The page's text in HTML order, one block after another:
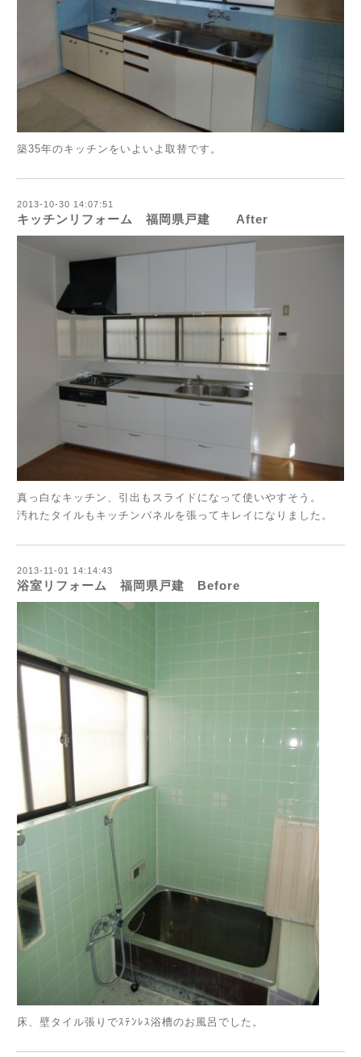
築35年のキッチンをいよいよ取替です。
2013-10-30 14:07:51
キッチンリフォーム 福岡県戸建 After
真っ白なキッチン、引出もスライドになって使いやすそう。
汚れたタイルもキッチンパネルを張ってキレイになりました。
2013-11-01 14:14:43
浴室リフォーム 福岡県戸建 Before
床、壁タイル張りでｽﾃﾝﾚｽ浴槽のお風呂でした。